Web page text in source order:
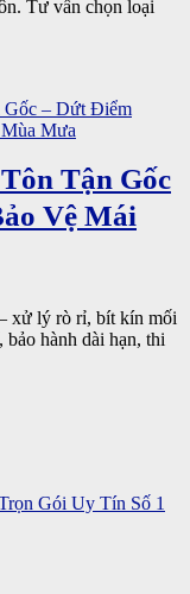
Tư vấn chọn loại
Tận Gốc
Vệ Mái
xử lý rò rỉ, bít kín mối
hành dài hạn, thi
Gói Uy Tín Số 1